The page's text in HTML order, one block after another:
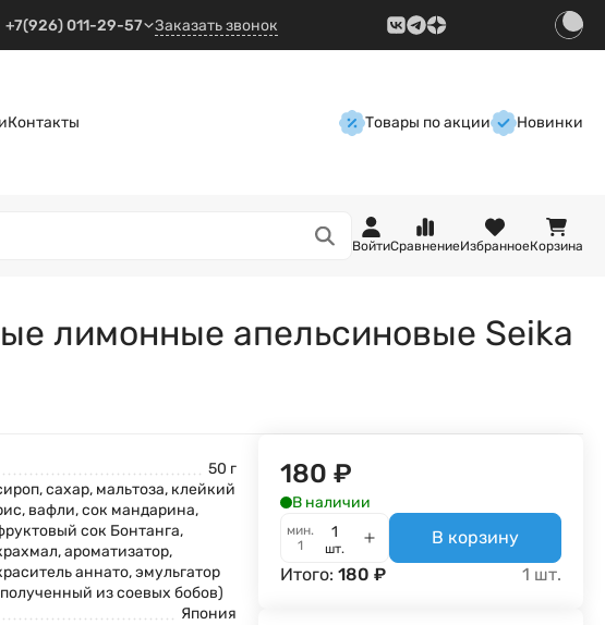
+7(926) 011-29-57 Заказать звонок
Контакты Товары по акции Новинки
ВойтиСравнениеИзбранноеКорзина
лимонные апельсиновые Seika
50 г
сахар, мальтоза, клейкий
вафли, сок мандарина,
сок Бонтанга,
ароматизатор,
аннато, эмульгатор
из соевых бобов)
Япония
180 ₽
В наличии
мин.
1
шт.
В корзину
Итого:180 ₽ 1 шт.